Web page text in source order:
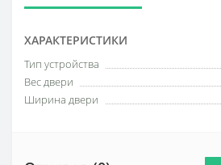
ХАРАКТЕРИСТИКИ
Тип устройства
Вес двери
Ширина двери